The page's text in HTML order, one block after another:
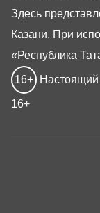
Здесь
Казани. При
«Республика
16+ Настоящий
16+